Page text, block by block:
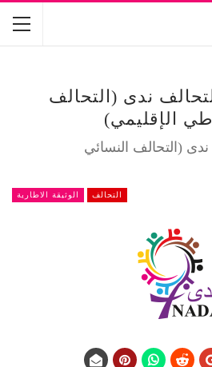
لتحالف ندى (التحالف
الإقليمي)
ندى (التحالف النسائي
التحالف الوثيقة الاطارية